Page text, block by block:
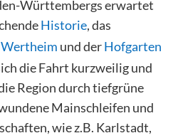
Württembergs erwartet
Historie, das
und derHofgarten
die Fahrt kurzweilig und
Region durch tiefgrüne
Mainschleifen und
wie z.B. Karlstadt,